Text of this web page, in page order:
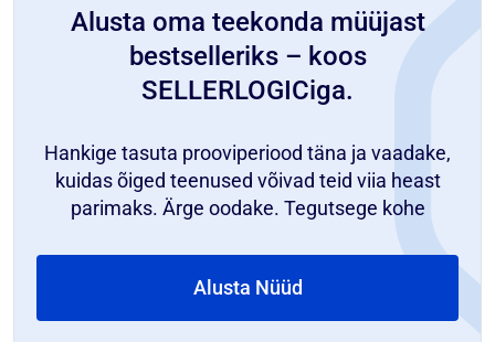
Alusta oma teekonda müüjast
bestselleriks – koos
SELLERLOGICiga.
Hankige tasuta prooviperiood täna ja vaadake,
kuidas õiged teenused võivad teid viia heast
parimaks. Ärge oodake. Tegutsege kohe
Alusta Nüüd